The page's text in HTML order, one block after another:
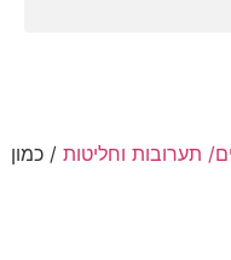
תערובות וחליטות/ כמון